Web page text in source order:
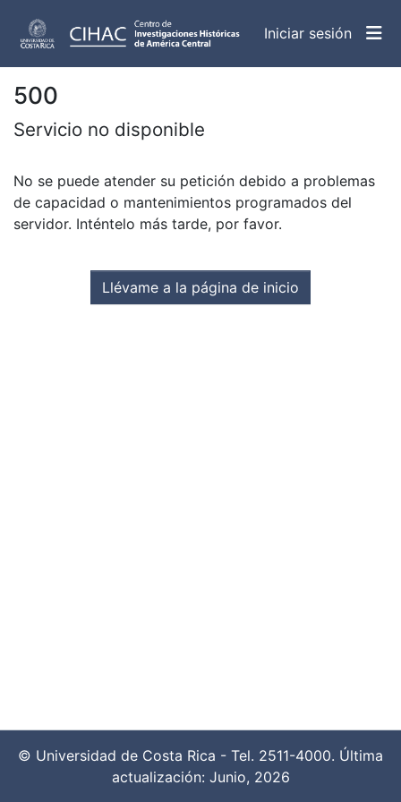
Iniciar sesión
500
Servicio no disponible
No se puede atender su petición debido a problemas
de capacidad o mantenimientos programados del
servidor. Inténtelo más tarde, por favor.
Llévame a la página de inicio
© Universidad de Costa Rica - Tel. 2511-4000. Última
actualización: Junio, 2026